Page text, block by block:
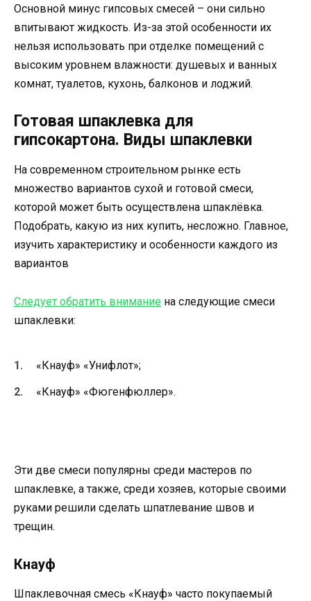
Основной минус гипсовых смесей – они сильно
впитывают жидкость. Из-за этой особенности их
нельзя использовать при отделке помещений с
высоким уровнем влажности: душевых и ванных
комнат, туалетов, кухонь, балконов и лоджий.
Готовая шпаклевка для
гипсокартона. Виды шпаклевки
На современном строительном рынке есть
множество вариантов сухой и готовой смеси,
которой может быть осуществлена шпаклёвка.
Подобрать, какую из них купить, несложно. Главное,
изучить характеристику и особенности каждого из
вариантов
Следует обратить внимание на следующие смеси
шпаклевки:
«Кнауф» «Унифлот»;
«Кнауф» «Фюгенфюллер».
Эти две смеси популярны среди мастеров по
шпаклевке, а также, среди хозяев, которые своими
руками решили сделать шпатлевание швов и
трещин.
Кнауф
Шпаклевочная смесь «Кнауф» часто покупаемый